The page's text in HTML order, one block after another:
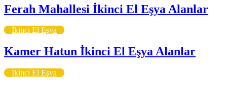
Ferah Mahallesi İkinci El Eşya Alanlar
İkinci El Eşya
Kamer Hatun İkinci El Eşya Alanlar
İkinci El Eşya